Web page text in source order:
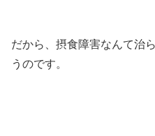
だから、摂食障害なんて治
うのです。